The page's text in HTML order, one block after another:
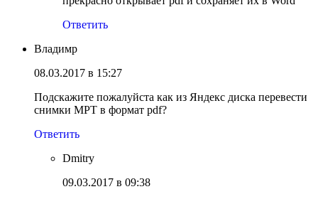
Ответить
Владимр
08.03.2017 в 15:27
Подскажите пожалуйста как из Яндекс диска перевести
снимки МРТ в формат pdf?
Ответить
Dmitry
09.03.2017 в 09:38